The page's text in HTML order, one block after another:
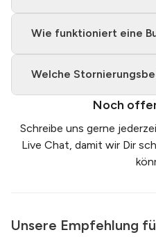
Wie funktioniert eine
Welche
Noch
Schreibe uns gerne
Live Chat, damit wir Dir
Unsere Empfehlung